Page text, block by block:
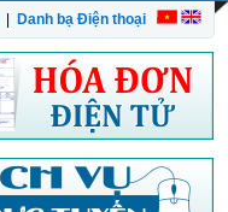
Danh bạ Điện thoại